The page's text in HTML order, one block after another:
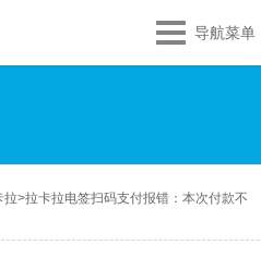
导航菜单
拉>拉卡拉电签扫码支付报错：本次付款不